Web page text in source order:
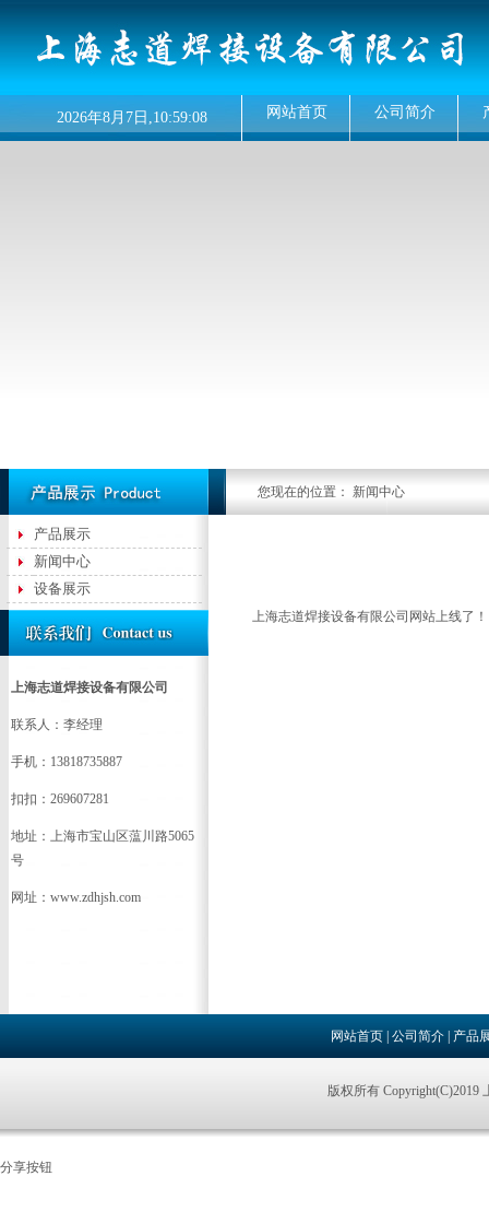
2026年8月 7 日,10:59:08 网站首页 公司简介
产品展示
新闻中心
设备展示
上海志道焊接设备有限公司
联系人：李经理
手机：13818735887
扣扣：269607281
地址：上海市宝山区蕰川路5065
号
网址：www.zdhjsh.com
您现在的位置： 新闻中心
上海志道焊接设备有限公司网站上线了！
网站首页 公司简介 产品
版权所有
分享按钮